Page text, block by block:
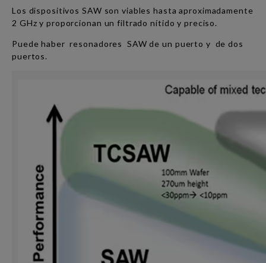
Los dispositivos SAW son viables hasta aproximadamente
2 GHz y proporcionan un filtrado nítido y preciso.
Puede haber resonadores SAW de un puerto y de dos
puertos.